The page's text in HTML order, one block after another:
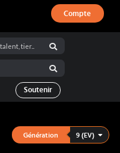
Compte
La Salty Room sur Pokémon
Soutenir
Génération 9 (EV)